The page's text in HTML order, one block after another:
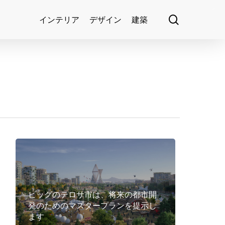
インテリア デザイン 建築
ビッグのテロサ市は、将来の都市開
発のためのマスタープランを提示し
ます